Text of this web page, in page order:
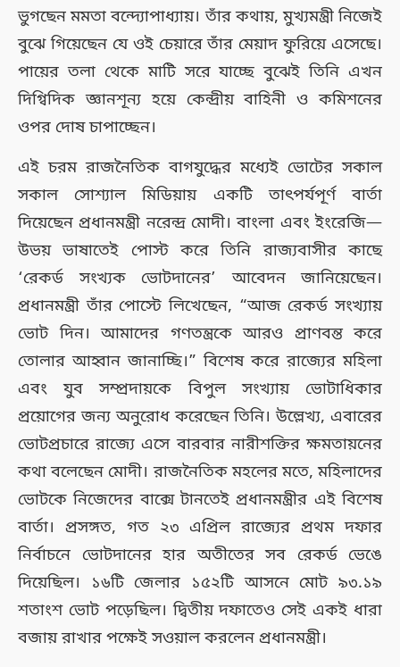
ভুগছেন মমতা বন্দ্যোপাধ্যায়। তাঁর কথায়, মুখ্যমন্ত্রী নিজেই
বুঝে গিয়েছেন যে ওই চেয়ারে তাঁর মেয়াদ ফুরিয়ে এসেছে।
পায়ের তলা থেকে মাটি সরে যাচ্ছে বুঝেই তিনি এখন
দিগ্বিদিক জ্ঞানশূন্য হয়ে কেন্দ্রীয় বাহিনী ও কমিশনের
ওপর দোষ চাপাচ্ছেন।
এই চরম রাজনৈতিক বাগযুদ্ধের মধ্যেই ভোটের সকাল
সকাল সোশ্যাল মিডিয়ায় একটি তাৎপর্যপূর্ণ বার্তা
দিয়েছেন প্রধানমন্ত্রী নরেন্দ্র মোদী। বাংলা এবং ইংরেজি—
উভয় ভাষাতেই পোস্ট করে তিনি রাজ্যবাসীর কাছে
‘রেকর্ড সংখ্যক ভোটদানের’ আবেদন জানিয়েছেন।
প্রধানমন্ত্রী তাঁর পোস্টে লিখেছেন, “আজ রেকর্ড সংখ্যায়
ভোট দিন। আমাদের গণতন্ত্রকে আরও প্রাণবন্ত করে
তোলার আহ্বান জানাচ্ছি।” বিশেষ করে রাজ্যের মহিলা
এবং যুব সম্প্রদায়কে বিপুল সংখ্যায় ভোটাধিকার
প্রয়োগের জন্য অনুরোধ করেছেন তিনি। উল্লেখ্য, এবারের
ভোটপ্রচারে রাজ্যে এসে বারবার নারীশক্তির ক্ষমতায়নের
কথা বলেছেন মোদী। রাজনৈতিক মহলের মতে, মহিলাদের
ভোটকে নিজেদের বাক্সে টানতেই প্রধানমন্ত্রীর এই বিশেষ
বার্তা। প্রসঙ্গত, গত ২৩ এপ্রিল রাজ্যের প্রথম দফার
নির্বাচনে ভোটদানের হার অতীতের সব রেকর্ড ভেঙে
দিয়েছিল। ১৬টি জেলার ১৫২টি আসনে মোট ৯৩.১৯
শতাংশ ভোট পড়েছিল। দ্বিতীয় দফাতেও সেই একই ধারা
বজায় রাখার পক্ষেই সওয়াল করলেন প্রধানমন্ত্রী।